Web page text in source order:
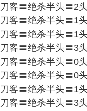
客〓绝杀半头〓2
客〓绝杀半头〓1
客〓绝杀半头〓1
客〓绝杀半头〓3
客〓绝杀半头〓0
客〓绝杀半头〓0
客〓绝杀半头〓1
客〓绝杀半头〓3